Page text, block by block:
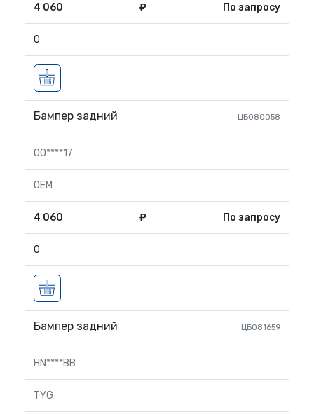
4 060 ₽ По запросу
0
Бампер задний ЦБ080058
00****17
OEM
4 060 ₽ По запросу
0
Бампер задний ЦБ081659
HN****BB
TYG